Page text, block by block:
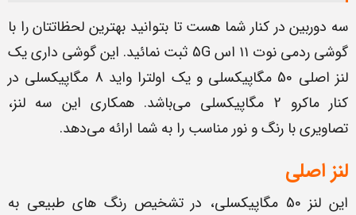
سه دوربین در کنار شما هست تا بتوانید بهترین لحظاتتان را با
گوشی ردمی نوت ۱۱ اس 5G ثبت نمائید. این گوشی داری یک
لنز اصلی 50 مگاپیکسلی و یک اولترا واید 8 مگاپیکسلی در
کنار ماکرو 2 مگاپیکسلی می‌باشد. همکاری این سه لنز،
تصاویری با رنگ و نور مناسب را به شما ارائه می‌دهد.
لنز اصلی
این لنز 50 مگاپیکسلی، در تشخیص رنگ های طبیعی به